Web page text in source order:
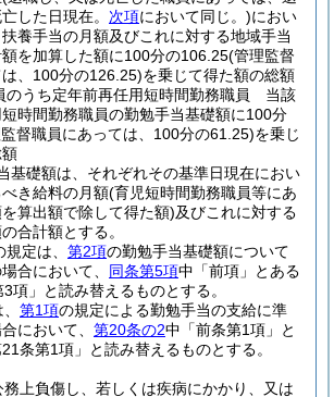
した日現在。 次項において同じ。)におい
養手当の月額及びこれに対する地域手当
を加算した額に100分の106.25(管理監督
、100分の126.25)を乗じて得た額の総額
のうち定年前再任用短時間勤務職員 当該
時間勤務職員の勤勉手当基礎額に100分
督職員にあっては、100分の61.25)を乗じ
基礎額は、それぞれその基準日現在におい
き給料の月額(育児短時間勤務職員等にあ
算出額で除して得た額)及びこれに対する
合計額とする。
規定は、 第2項の勤勉手当基礎額について
合において、 同条第5項中「前項」とある
項」と読み替えるものとする。
第1項の規定による勤勉手当の支給に準
において、 第20条の2中「前条第1項」と
条第1項」と読み替えるものとする。
務上負傷し、若しくは疾病にかかり、又は